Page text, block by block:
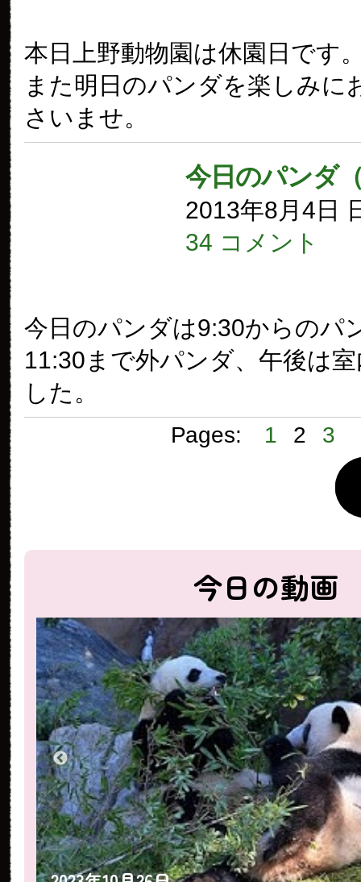
本日上野動物園は休園日です
また明日のパンダを楽しみに
さいませ。
今日のパンダ
2013年8月4日
34 コメント
今日のパンダは9:30からのパ
11:30まで外パンダ、午後は
した。
Pages: 1 2 3
今日の動画